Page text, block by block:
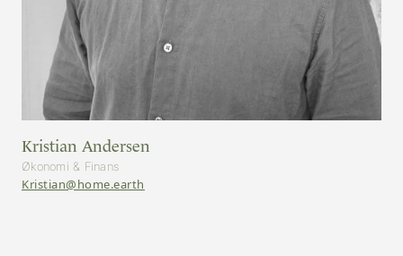
Kristian Andersen
Økonomi & Finans
Kristian@home.earth